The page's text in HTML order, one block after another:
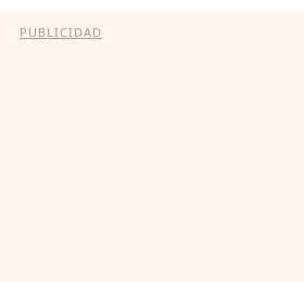
PUBLICIDAD